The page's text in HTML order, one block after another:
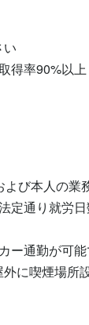
得率90%以上
び本人の業
定通り就労
ー通勤が可能
に喫煙場所設